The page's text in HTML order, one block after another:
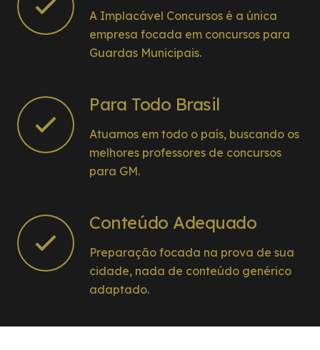
A Implacável Concursos é a única
empresa focada em concursos para
Guardas Municipais.
Para Todo Brasil
Atuamos em todo o país, buscando os
melhores professores de concursos
para GM.
Conteúdo Adequado
Preparação focada na prova de sua
cidade, nada de conteúdo genérico
adaptado.